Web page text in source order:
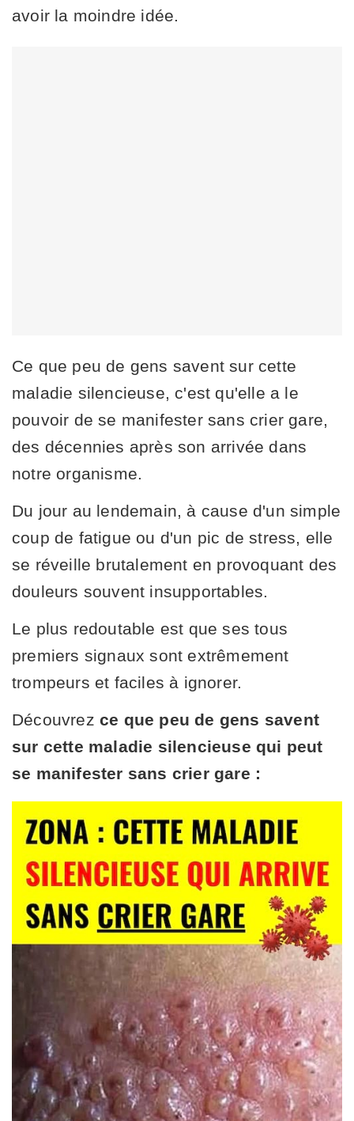
avoir la moindre idée.
Ce que peu de gens savent sur cette
maladie silencieuse, c'est qu'elle a le
pouvoir de se manifester sans crier gare,
des décennies après son arrivée dans
notre organisme.
Du jour au lendemain, à cause d'un simple
coup de fatigue ou d'un pic de stress, elle
se réveille brutalement en provoquant des
douleurs souvent insupportables.
Le plus redoutable est que ses tous
premiers signaux sont extrêmement
trompeurs et faciles à ignorer.
Découvrez ce que peu de gens savent
sur cette maladie silencieuse qui peut
se manifester sans crier gare :